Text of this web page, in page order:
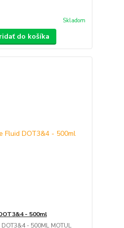
Skladom
do košíka
- 500ml
- 500ML MOTUL